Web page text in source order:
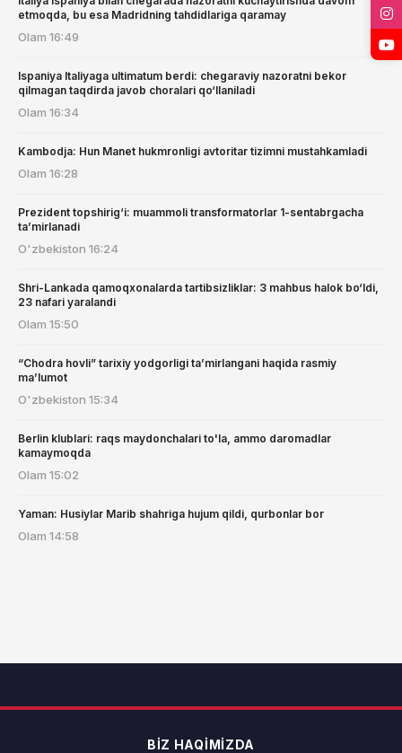
etmoqda, bu esa Madridning tahdidlariga qaramay
Olam 16:49
Ispaniya Italiyaga ultimatum berdi: chegaraviy nazoratni bekor
qilmagan taqdirda javob choralari qo‘llaniladi
Olam 16:34
Kambodja: Hun Manet hukmronligi avtoritar tizimni mustahkamladi
Olam 16:28
Prezident topshirig‘i: muammoli transformatorlar 1-sentabrgacha
ta’mirlanadi
O'zbekiston 16:24
Shri-Lankada qamoqxonalarda tartibsizliklar: 3 mahbus halok bo‘ldi,
23 nafari yaralandi
Olam 15:50
“Chodra hovli” tarixiy yodgorligi ta’mirlangani haqida rasmiy
ma’lumot
O'zbekiston 15:34
Berlin klublari: raqs maydonchalari to'la, ammo daromadlar
kamaymoqda
Olam 15:02
Yaman: Husiylar Marib shahriga hujum qildi, qurbonlar bor
Olam 14:58
BIZ HAQIMIZDA